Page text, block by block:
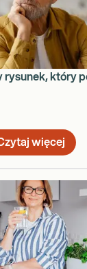
rysunek, który
więcej